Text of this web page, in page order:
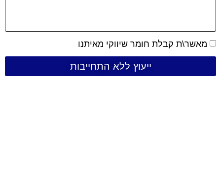
מאשר\ת קבלת חומר שיווקי מאיתנו
ייעוץ ללא התחייבות